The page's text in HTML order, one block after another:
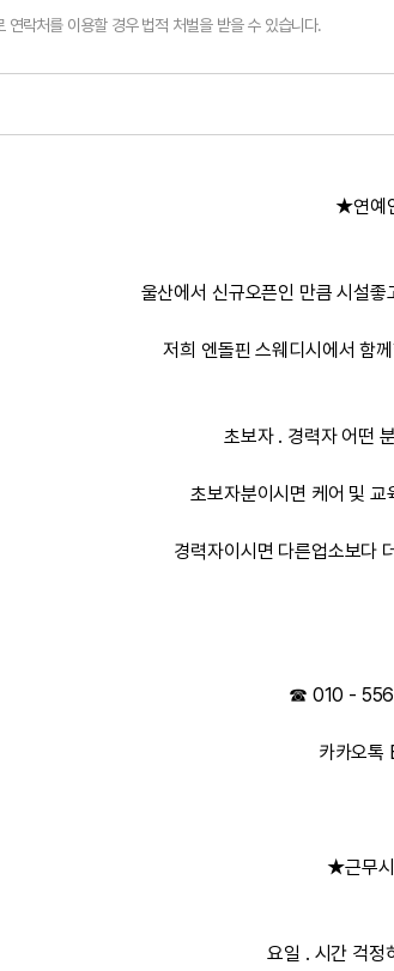
연락처를 이용할 경우 법적 처벌을 받을 수 있습니다.
★연예
울산에서 신규오픈인 만큼 시설
저희 엔돌핀 스웨디시에서 함
초보자 . 경력자 어떤
초보자분이시면 케어 및
경력자이시면 다른업소보다
☎ 010 -
카카오톡
★근무
요일 . 시간 걱정